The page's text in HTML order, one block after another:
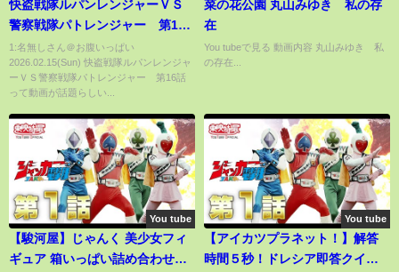
快盗戦隊ルパンレンジャーＶＳ
警察戦隊パトレンジャー 第16
話[公式]
1:名無しさん＠お腹いっぱい
2026.02.15(Sun) 快盗戦隊ルパンレンジャ
ーＶＳ警察戦隊パトレンジャー 第16話
って動画が話題らしい...
菜の花公園 丸山みゆき 私の存
在
You tubeで見る 動画内容 丸山みゆき 私
の存在...
You tube
【駿河屋】じゃんく 美少女フィ
ギュア 箱いっぱい詰め合わせセ
You tube
【アイカツプラネット！】解答
時間５秒！ドレシア即答クイズ